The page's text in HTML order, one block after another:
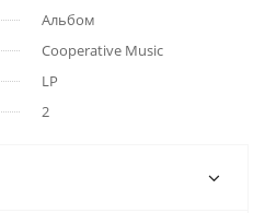
Альбом
Cooperative Music
LP
2